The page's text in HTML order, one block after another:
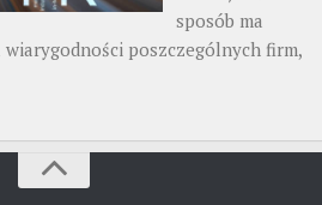
sposób ma
poszczególnych firm,